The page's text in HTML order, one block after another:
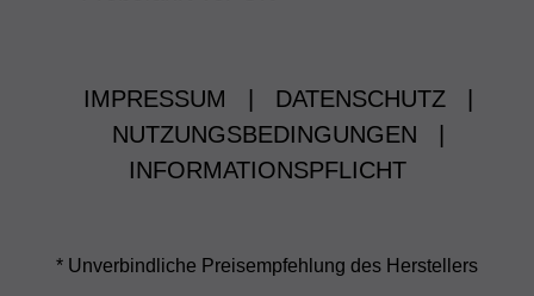
IMPRESSUM DATENSCHUTZ
NUTZUNGSBEDINGUNGEN
INFORMATIONSPFLICHT
* Unverbindliche Preisempfehlung des Herstellers